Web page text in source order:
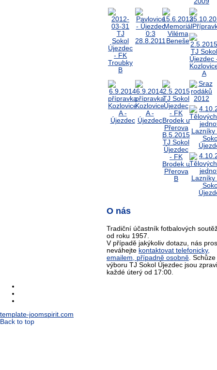
O nás
Tradiční účastník fotbalových
od roku 1957.
V případě jakýkoliv dotazu, nás
neváhejte kontaktovat telefonicky,
emailem, případně osobně. Schůze
výboru TJ Sokol Újezdec jsou
každé úterý od 17:00.
template-joomspirit.com
Back to top